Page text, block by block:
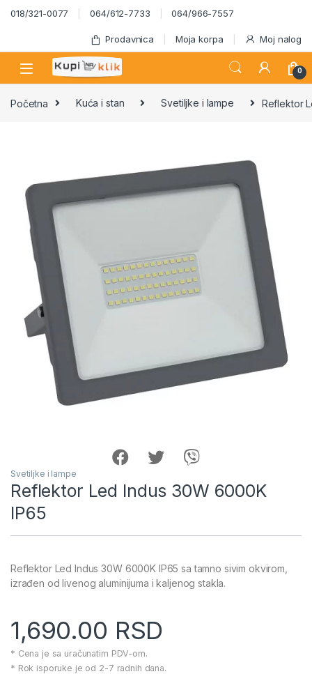
Skip to navigation
Skip to content
018/321-0077 064/612-7733 064/966-7557
Prodavnica Moja korpa Moj nalog
0
Početna Kuća i stan Svetiljke i lampe Reflektor
Svetiljke i lampe
Reflektor Led Indus 30W 6000K
IP65
Reflektor Led Indus 30W 6000K IP65 sa tamno sivim okvirom,
izrađen od livenog aluminijuma i kaljenog stakla.
1,690.00 RSD
* Cena je sa uračunatim PDV-om.
* Rok isporuke je od 2-7 radnih dana.